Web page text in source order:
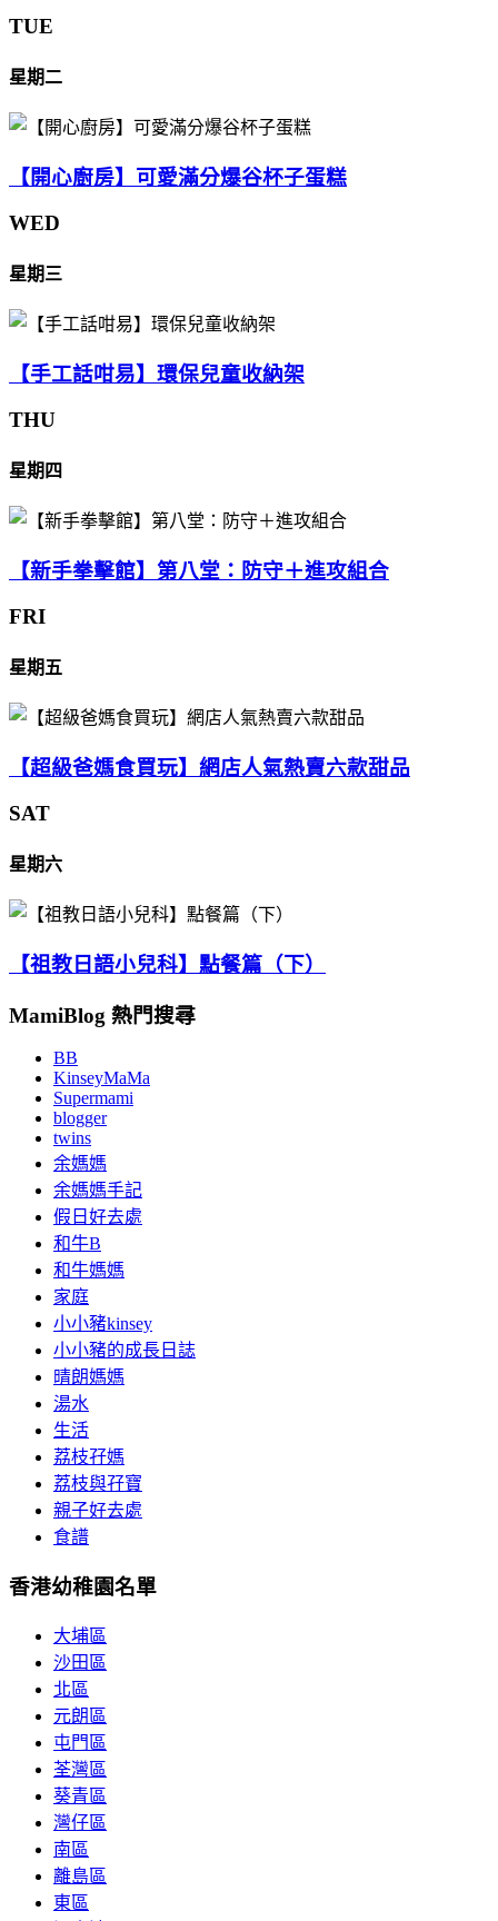
TUE
星期二
【開心廚房】可愛滿分爆谷杯子蛋糕
WED
星期三
【手工話咁易】環保兒童收納架
THU
星期四
【新手拳擊館】第八堂：防守＋進攻組合
FRI
星期五
【超級爸媽食買玩】網店人氣熱賣六款甜品
SAT
星期六
【祖教日語小兒科】點餐篇（下）
MamiBlog 熱門搜尋
BB
KinseyMaMa
Supermami
blogger
twins
余媽媽
余媽媽手記
假日好去處
和牛B
和牛媽媽
家庭
小小豬kinsey
小小豬的成長日誌
晴朗媽媽
湯水
生活
荔枝孖媽
荔枝與孖寶
親子好去處
食譜
香港幼稚園名單
大埔區
沙田區
北區
元朗區
屯門區
荃灣區
葵青區
灣仔區
南區
離島區
東區